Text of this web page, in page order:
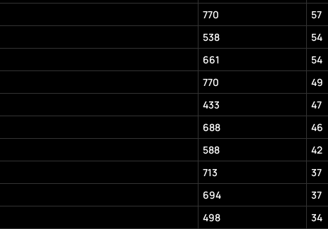
770 57
538 54
661 54
770 49
433 47
688 46
588 42
713 37
694 37
498 34